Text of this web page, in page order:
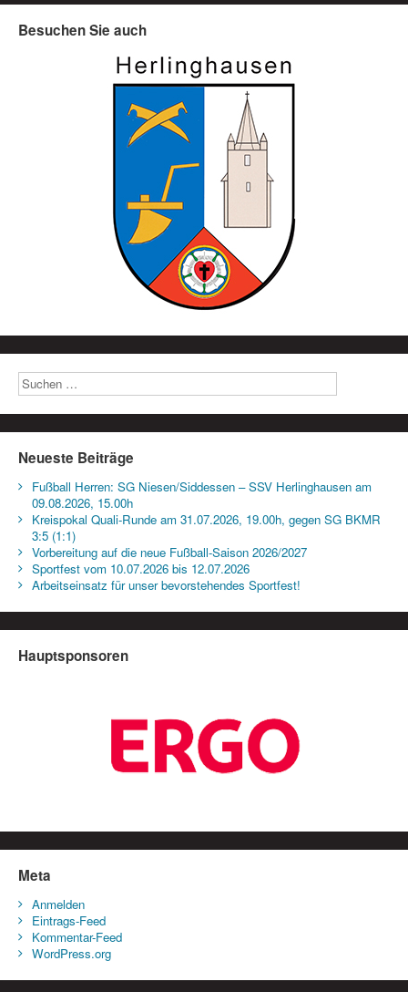
Besuchen Sie auch
Neueste Beiträge
Fußball Herren: SG Niesen/Siddessen – SSV Herlinghausen am
09.08.2026, 15.00h
Kreispokal Quali-Runde am 31.07.2026, 19.00h, gegen SG BKMR
3:5 (1:1)
Vorbereitung auf die neue Fußball-Saison 2026/2027
Sportfest vom 10.07.2026 bis 12.07.2026
Arbeitseinsatz für unser bevorstehendes Sportfest!
Hauptsponsoren
Meta
Anmelden
Eintrags-Feed
Kommentar-Feed
WordPress.org